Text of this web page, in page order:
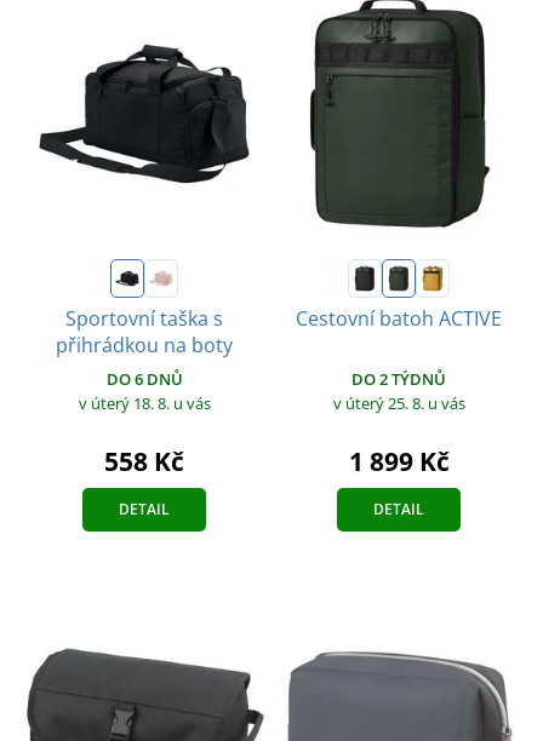
Sportovní taška s
přihrádkou na boty
DO 6 DNŮ
v úterý 18. 8. u vás
558 Kč
DETAIL
Cestovní batoh ACTIVE
DO 2 TÝDNŮ
v úterý 25. 8. u vás
1 899 Kč
DETAIL